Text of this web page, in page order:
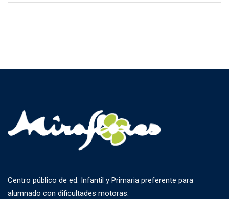
Centro público de ed. Infantil y Primaria preferente para
alumnado con dificultades motoras.